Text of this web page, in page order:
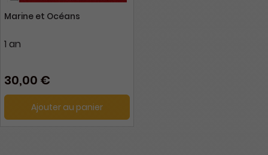
Marine et Océans
1 an
30,00 €
Ajouter au panier